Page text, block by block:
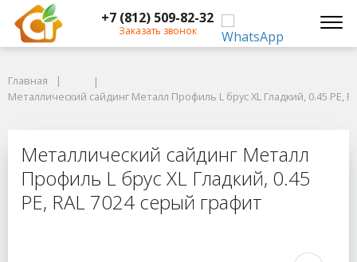
+7 (812) 509-82-32
Заказать звонок
Металлический сайдинг Металл Профиль L брус XL Гладкий, 0.45 PE,
Металлический сайдинг Металл
Главная
Металлический сайдинг Металл Профиль L брус XL Гладкий, 0.45 PE,
Металлический сайдинг Металл
Профиль L брус XL Гладкий, 0.45
PE, RAL 7024 серый графит